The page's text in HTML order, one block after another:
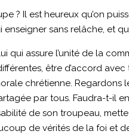
? Il est heureux qu’on
sans relâche, et
qui assure l’unité de la
être d’accord
chrétienne.
par tous. Faudra-t-il
de son troupeau,
de vérités de la foi